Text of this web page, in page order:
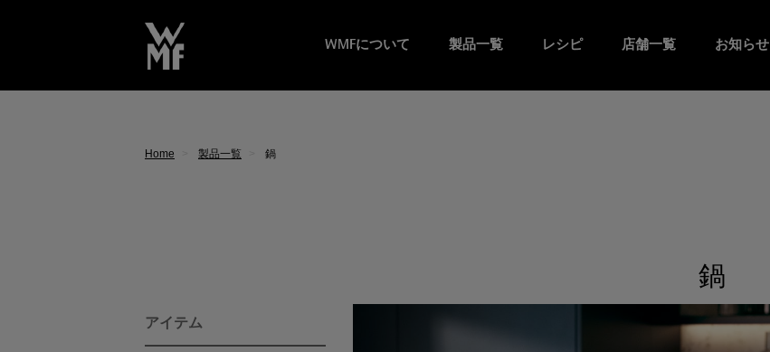
WMFについて 製品一覧 レシピ 店舗一覧 お知らせ
Home 製品一覧 鍋
アイテム
鍋